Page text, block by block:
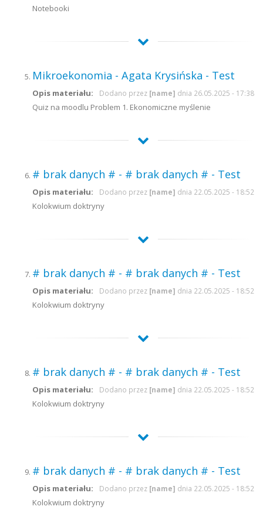
Notebooki
Mikroekonomia - Agata Krysińska - Test
Dodano przez [name] dnia 26.05.2025 - 17:38
Opis materiału:
Quiz na moodlu Problem 1. Ekonomiczne myślenie
# brak danych # - # brak danych # - Test
Dodano przez [name] dnia 22.05.2025 - 18:52
Opis materiału:
Kolokwium doktryny
# brak danych # - # brak danych # - Test
Dodano przez [name] dnia 22.05.2025 - 18:52
Opis materiału:
Kolokwium doktryny
# brak danych # - # brak danych # - Test
Dodano przez [name] dnia 22.05.2025 - 18:52
Opis materiału:
Kolokwium doktryny
# brak danych # - # brak danych # - Test
Dodano przez [name] dnia 22.05.2025 - 18:52
Opis materiału:
Kolokwium doktryny